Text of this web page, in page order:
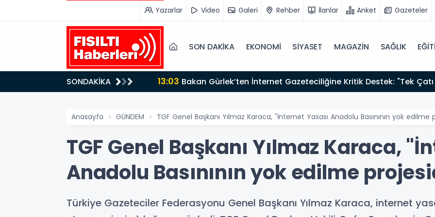
Yazarlar Video Galeri Rehber İlanlar Anket Gazeteler
SON DAKİKA EKONOMİ SİYASET MAGAZİN SAĞLIK
SONDAKİKA 13:03
Düzenlemeye Hazırız"
Anasayfa GÜNDEM TGF Genel Başkanı Yılmaz Karaca, "İnternet Yasası Anadolu Basınının yok edilme
TGF Genel Başkanı Yılmaz Karaca,
Anadolu Basınının yok edilme
Türkiye Gazeteciler Federasyonu Genel Başkanı Yılmaz Karaca, internet